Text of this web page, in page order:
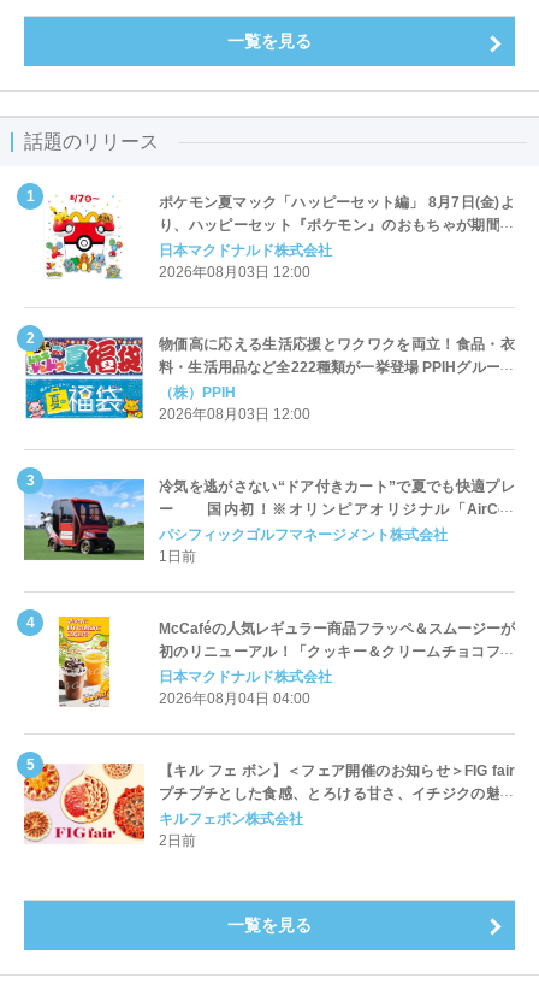
一覧を見る
話題のリリース
ポケモン夏マック「ハッピーセット編」 8月7日(金)よ
り、ハッピーセット『ポケモン』のおもちゃが期間限
定登場
日本マクドナルド株式会社
2026年08月03日 12:00
物価高に応える生活応援とワクワクを両立！食品・衣
料・生活用品など全222種類が一挙登場 PPIHグループ
「夏福袋」＆セール 8月6日(木)より順次スタート
（株）PPIH
2026年08月03日 12:00
冷気を逃がさない“ドア付きカート”で夏でも快適プレ
ー 国内初！※オリンピアオリジナル「AirCon
Cart（エアコンカート）」導入 | ＰＧＭ
パシフィックゴルフマネージメント株式会社
1日前
McCaféの人気レギュラー商品フラッペ＆スムージーが
初のリニューアル！「クッキー＆クリームチョコフラ
ッペ」「マンゴースムージー」8月5日（水）から販売
開始
日本マクドナルド株式会社
2026年08月04日 04:00
【キル フェ ボン】＜フェア開催のお知らせ＞FIG fair
プチプチとした食感、とろける甘さ、イチジクの魅力
をたっぷりと。新作を含め、イチジク尽くしの全4種が
登場8月20日（木）スタート
キルフェボン株式会社
2日前
一覧を見る